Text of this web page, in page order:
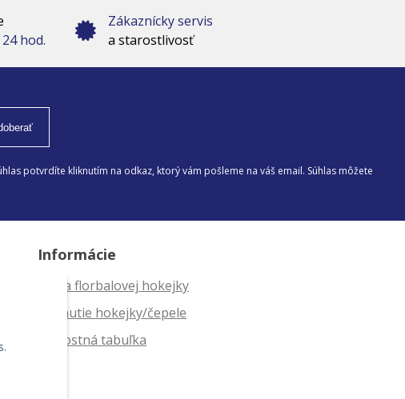
hod.
Zákaznícky servis
a starostlivosť
potvrdíte kliknutím na odkaz, ktorý vám pošleme na váš email. Súhlas môžete
Informácie
Dĺžka florbalovej hokejky
Zahnutie hokejky/čepele
Veľkostná tabuľka